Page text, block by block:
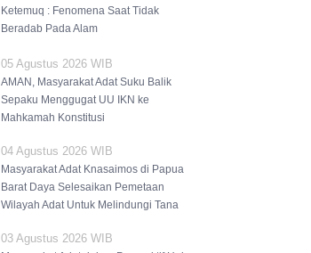
Ketemuq : Fenomena Saat Tidak
Beradab Pada Alam
05 Agustus 2026 WIB
AMAN, Masyarakat Adat Suku Balik
Sepaku Menggugat UU IKN ke
Mahkamah Konstitusi
04 Agustus 2026 WIB
Masyarakat Adat Knasaimos di Papua
Barat Daya Selesaikan Pemetaan
Wilayah Adat Untuk Melindungi Tana
03 Agustus 2026 WIB